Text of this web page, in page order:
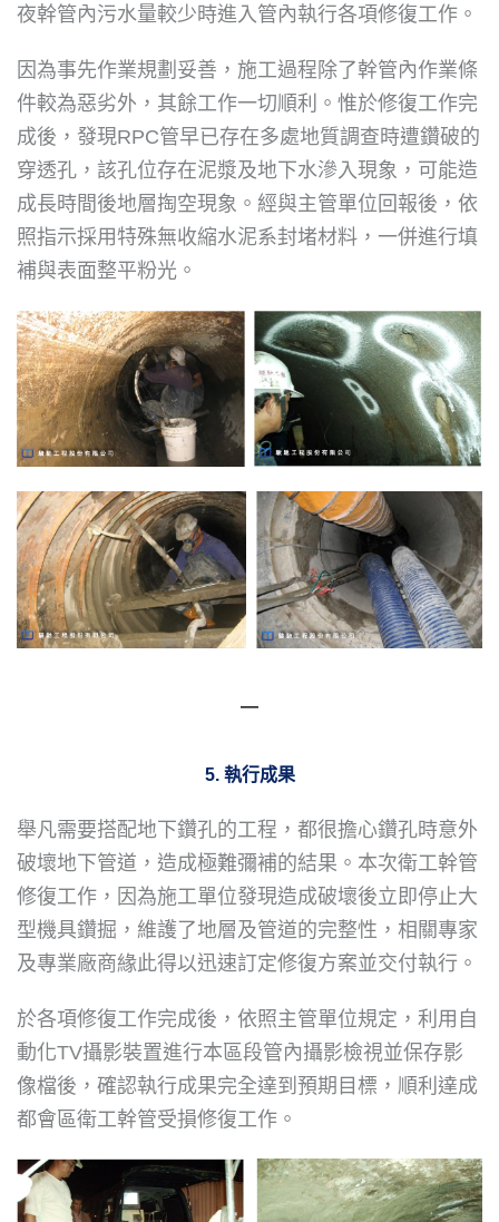
夜幹管內污水量較少時進入管內執行各項修復工作。
因為事先作業規劃妥善，施工過程除了幹管內作業條
件較為惡劣外，其餘工作一切順利。惟於修復工作完
成後，發現RPC管早已存在多處地質調查時遭鑽破的
穿透孔，該孔位存在泥漿及地下水滲入現象，可能造
成長時間後地層掏空現象。經與主管單位回報後，依
照指示採用特殊無收縮水泥系封堵材料，一併進行填
補與表面整平粉光。
―
5. 執行成果
舉凡需要搭配地下鑽孔的工程，都很擔心鑽孔時意外
破壞地下管道，造成極難彌補的結果。本次衛工幹管
修復工作，因為施工單位發現造成破壞後立即停止大
型機具鑽掘，維護了地層及管道的完整性，相關專家
及專業廠商緣此得以迅速訂定修復方案並交付執行。
於各項修復工作完成後，依照主管單位規定，利用自
動化TV攝影裝置進行本區段管內攝影檢視並保存影
像檔後，確認執行成果完全達到預期目標，順利達成
都會區衛工幹管受損修復工作。